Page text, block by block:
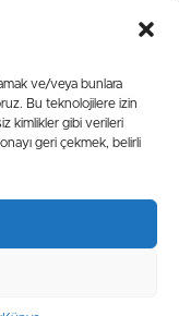
ve/veya bunlara
Bu teknolojilere izin
kimlikler gibi verileri
geri çekmek, belirli
Akışları